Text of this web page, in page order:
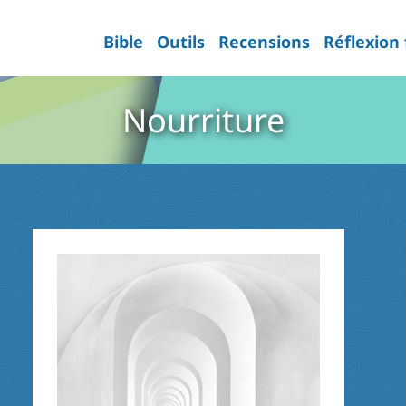
Bible Outils Recensions
Nourriture